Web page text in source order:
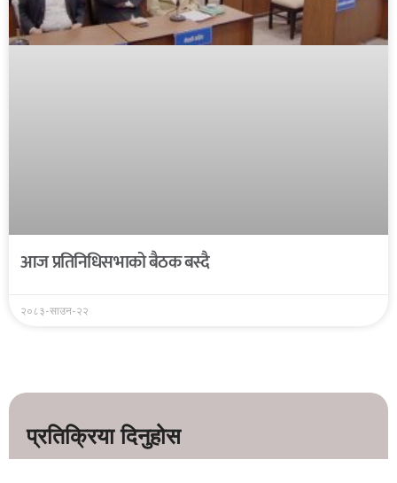
आज प्रतिनिधिसभाको बैठक बस्दै
२०८३-साउन-२२